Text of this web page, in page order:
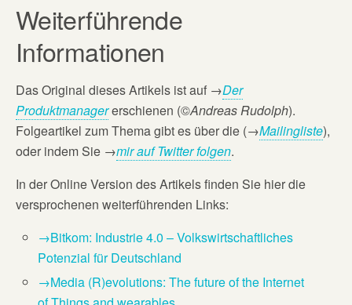
Weiterführende
Informationen
Das Original dieses Artikels ist auf →Der
Produktmanagererschienen (©Andreas Rudolph).
Folgeartikel zum Thema gibt es über die (→Mailingliste),
oder indem Sie →mir auf Twitter folgen.
In der Online Version des Artikels finden Sie hier die
versprochenen weiterführenden Links:
→Bitkom: Industrie 4.0 – Volkswirtschaftliches
Potenzial für Deutschland
→Media (R)evolutions: The future of the Internet